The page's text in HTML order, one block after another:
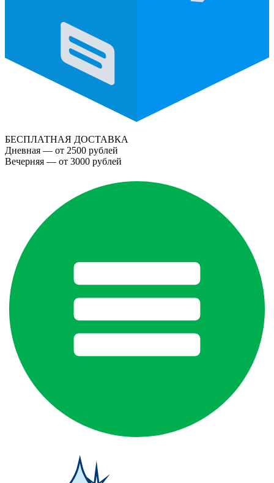
БЕСПЛАТНАЯ ДОСТАВКА
Дневная — от 2500 рублей
Вечерняя — от 3000 рублей